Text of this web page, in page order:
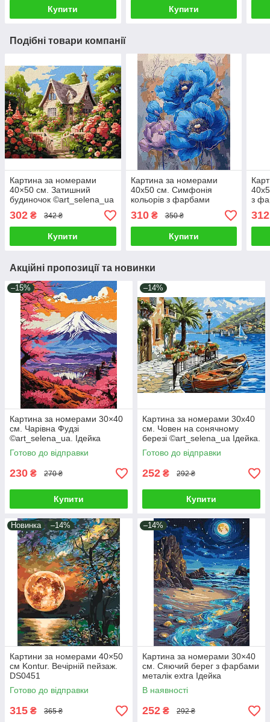
Купити Купити
Подібні товари компанії
Картина за номерами
40×50 см. Затишний
будиночок ©art_selena_ua
302 ₴ 342 ₴
Купити
Картина за номерами
40х50 см. Симфонія
кольорів з фарбами
©victoria_art___Ідейка
КНО3275
310₴ 350 ₴
Купити
з
312
Акційні пропозиції та новинки
–15%
Картина за номерами 30×40
см. Чарівна Фудзі
©art_selena_ua. Ідейка
КНО2900
Готово до відправки
230 ₴ 270 ₴
Купити
–14%
Картина за номерами 30х40
см. Човен на сонячному
березі ©art_selena_ua Ідейка.
KHO6466
Готово до відправки
252 ₴ 292 ₴
Купити
Новинка –14%
Картини за номерами 40×50
см Kontur. Вечірній пейзаж.
DS0451
Готово до відправки
315 ₴ 365 ₴
–14%
Картина за номерами 30×40
см. Сяючий берег з фарбами
металік extra Ідейка
KHO6387
В наявності
252 ₴ 292 ₴